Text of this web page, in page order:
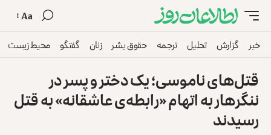
Aa
خبر گزارش تحلیل ترجمه حقوق بشر زنان گفتگو محیط زیست
قتل‌های ناموسی؛ یک دختر و پسر در
ننگرهار به اتهام «رابطه‌ی عاشقانه» به قتل
رسیدند